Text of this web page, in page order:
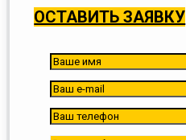
ОСТАВИТЬ ЗАЯВКУ